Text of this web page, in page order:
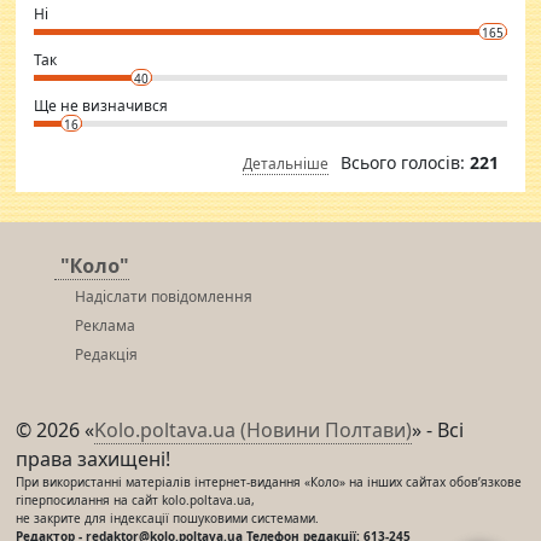
want to meet new people. Sakshi Mirchandani health and figure
conscious in order to keep yourself fit and regularly go to the health
club.
⇒ sakshimirchandani.com
Ні
165
Так
40
Ще не визначився
16
Детальніше Всього голосів: 221
"Коло"
Надіслати повідомлення
Реклама
Редакція
© 2026 «Kolo.poltava.ua (Новини Полтави)» - Всі
права захищені!
При використанні матеріалів інтернет-видання «Коло» на інших сайтах обов’язкове
гіперпосилання на сайт kolo.poltava.ua,
не закрите для індексації пошуковими системами.
Редактор - redaktor@kolo.poltava.ua Телефон редакції: 613-245